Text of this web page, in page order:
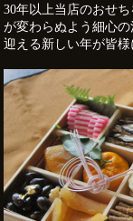
30年以上当店のおせ
が変わらぬよう細心
迎える新しい年が皆